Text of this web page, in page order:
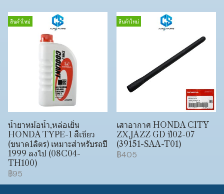
สินค้าใหม่
น้ำยาหม้อน้ำ,หล่อเย็น
HONDA TYPE-1 สีเขียว
(ขนาด1ลิตร) เหมาะสำหรับรถปี
1999 ลงไป (08C04-
TH100)
฿95
สินค้าใหม่
เสาอากาศ HONDA CITY
ZX,JAZZ GD ปี02-07
(39151-SAA-T01)
฿405